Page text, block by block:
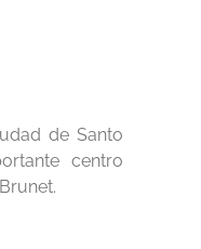
de Santo
centro